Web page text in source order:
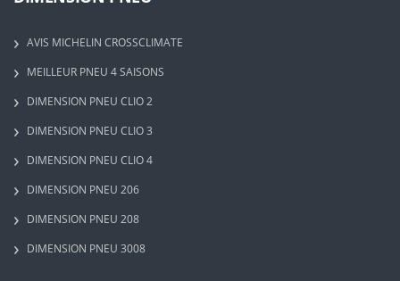
AVIS MICHELIN CROSSCLIMATE
MEILLEUR PNEU 4 SAISONS
DIMENSION PNEU CLIO 2
DIMENSION PNEU CLIO 3
DIMENSION PNEU CLIO 4
DIMENSION PNEU 206
DIMENSION PNEU 208
DIMENSION PNEU 3008